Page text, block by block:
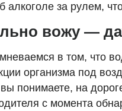
за рулем,
вожу —
в том, что
организма под
понимаете, на
с момента